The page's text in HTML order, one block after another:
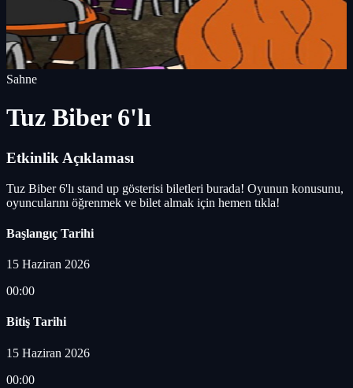
Sahne
Tuz Biber 6'lı
Etkinlik Açıklaması
Tuz Biber 6'lı stand up gösterisi biletleri burada! Oyunun konusunu,
oyuncularını öğrenmek ve bilet almak için hemen tıkla!
Başlangıç Tarihi
15 Haziran 2026
00:00
Bitiş Tarihi
15 Haziran 2026
00:00